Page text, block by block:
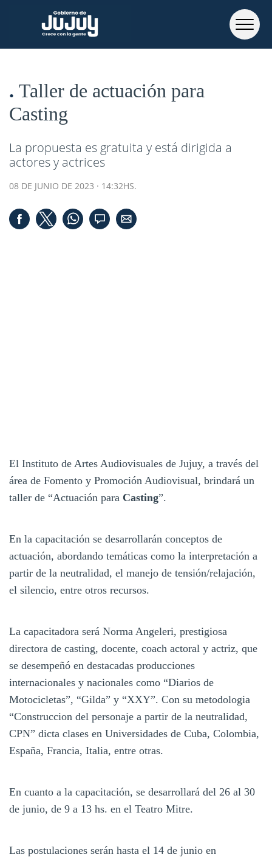
Taller de actuación para
Casting
La propuesta es gratuita y está dirigida a
actores y actrices
08 DE JUNIO DE 2023 · 14:32HS.
El Instituto de Artes Audiovisuales de Jujuy, a través del
área de Fomento y Promoción Audiovisual, brindará un
taller de “Actuación para Casting”.
En la capacitación se desarrollarán conceptos de
actuación, abordando temáticas como la interpretación a
partir de la neutralidad, el manejo de tensión/relajación,
el silencio, entre otros recursos.
La capacitadora será Norma Angeleri, prestigiosa
directora de casting, docente, coach actoral y actriz, que
se desempeñó en destacadas producciones
internacionales y nacionales como “Diarios de
Motocicletas”, “Gilda” y “XXY”. Con su metodologia
“Construccion del personaje a partir de la neutralidad,
CPN” dicta clases en Universidades de Cuba, Colombia,
España, Francia, Italia, entre otras.
En cuanto a la capacitación, se desarrollará del 26 al 30
de junio, de 9 a 13 hs. en el Teatro Mitre.
Las postulaciones serán hasta el 14 de junio en